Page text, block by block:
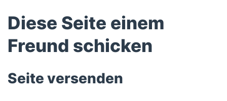
Diese Seite einem
Freund schicken
Seite versenden